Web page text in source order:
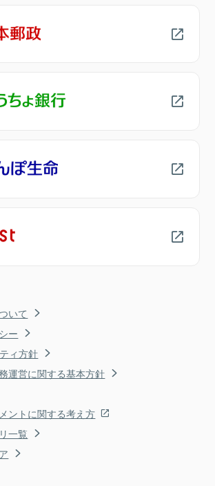
いて
ー
ィ方針
運営に関する基本方針
ントに関する考え方
一覧